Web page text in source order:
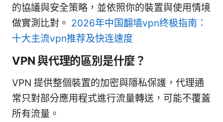
的協議與安全策略，並依照你的裝置與使用情境
做實測比對。 2026年中国翻墙vpn终极指南：
十大主流vpn推荐及快连速度
VPN 與代理的區別是什麼？
VPN 提供整個裝置的加密與隱私保護，代理通
常只對部分應用程式進行流量轉送，可能不覆蓋
所有流量。